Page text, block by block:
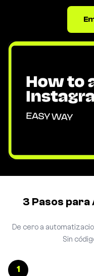
3 Pasos
De cero a
Sin
1